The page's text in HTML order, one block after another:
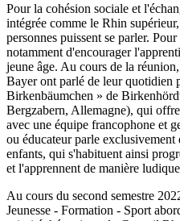
Pour la cohésion sociale et
intégrée comme le Rhin
personnes puissent se parler.
notamment d'encourager
jeune âge. Au cours de la
Bayer ont parlé de leur quotidien
Birkenbäumchen » de
Bergzabern, Allemagne), qui
avec une équipe francophone et
ou éducateur parle exclusivement
enfants, qui s'habituent ainsi
et l'apprennent de manière
Au cours du second semestre
Jeunesse - Formation - Sport